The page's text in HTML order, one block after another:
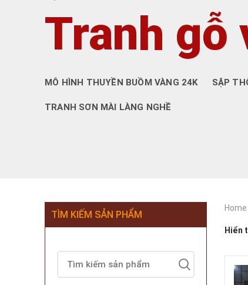
Tranh gỗ
MÔ HÌNH THUYỀN BUỒM VÀNG 24K SẬP
TRANH SƠN MÀI LÀNG NGHỀ
Home
Hiển
TÌM KIẾM SẢN PHẨM